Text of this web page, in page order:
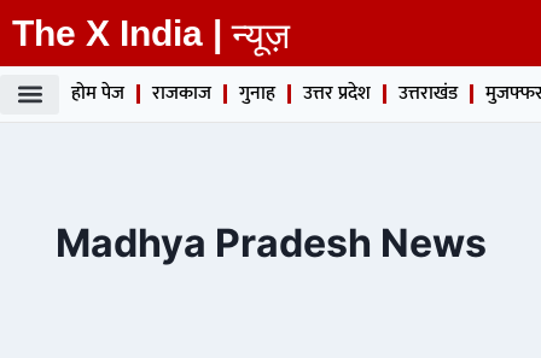
The X India | न्यूज़
होम पेज राजकाज गुनाह उत्तर प्रदेश उत्तराखंड
Madhya Pradesh News